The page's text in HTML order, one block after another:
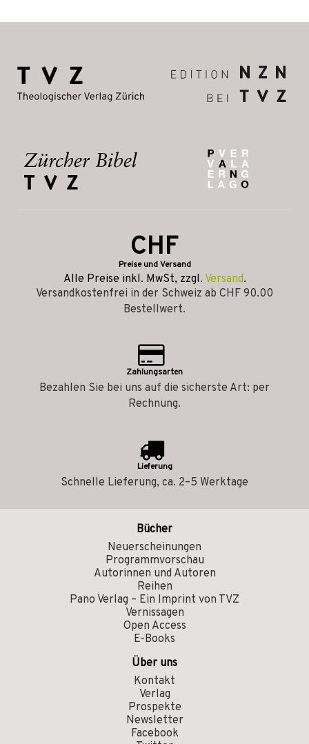
CHF
Preise und Versand
Alle Preise inkl. MwSt, zzgl. Versand.
Versandkostenfrei in der Schweiz ab CHF 90.00
Bestellwert.
Zahlungsarten
Bezahlen Sie bei uns auf die sicherste Art: per
Rechnung.
Lieferung
Schnelle Lieferung, ca. 2–5 Werktage
Bücher
Neuerscheinungen
Programmvorschau
Autorinnen und Autoren
Reihen
Pano Verlag – Ein Imprint von TVZ
Vernissagen
Open Access
E-Books
Über uns
Kontakt
Verlag
Prospekte
Newsletter
Facebook